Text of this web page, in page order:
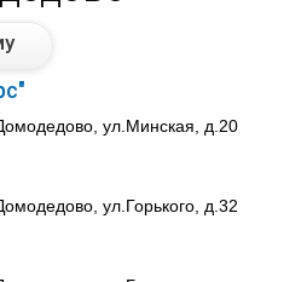
ул.Минская, д.20
ул.Горького, д.32